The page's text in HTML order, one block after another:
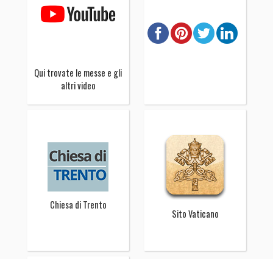
Qui trovate le messe e gli
altri video
Chiesa di Trento
Sito Vaticano